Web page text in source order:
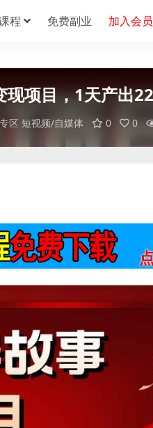
程 免费副业 加入会员
项目，1天产出
区 短视频/自媒体 0 0